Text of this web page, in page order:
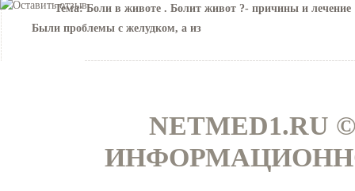
Тема:Боли в животе . Болит живот ?- причины и лечение
Были проблемы с желудком, а из
NETMED1.RU